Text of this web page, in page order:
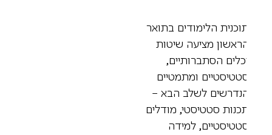
הלימודים בתואר
מציעה שיטות
הסתברותיים,
ומתמטיים
לשלב הבא –
סטטיסטי, מודלים
למידה